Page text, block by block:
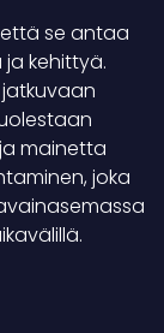
että se antaa
kehittyä.
mainetta
joka